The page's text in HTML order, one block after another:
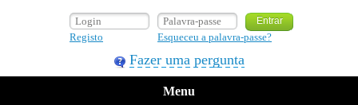
Registo Esqueceu a palavra-passe?
Fazer uma pergunta
Menu